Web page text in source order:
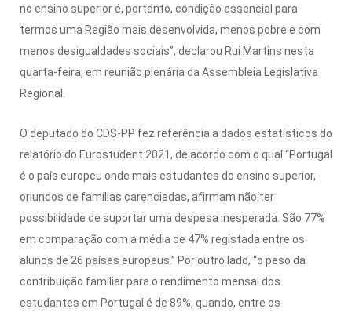
no ensino superior é, portanto, condição essencial para
termos uma Região mais desenvolvida, menos pobre e com
menos desigualdades sociais”, declarou Rui Martins nesta
quarta-feira, em reunião plenária da Assembleia Legislativa
Regional.
O deputado do CDS-PP fez referência a dados estatísticos do
relatório do Eurostudent 2021, de acordo com o qual “Portugal
é o país europeu onde mais estudantes do ensino superior,
oriundos de famílias carenciadas, afirmam não ter
possibilidade de suportar uma despesa inesperada. São 77%
em comparação com a média de 47% registada entre os
alunos de 26 países europeus.” Por outro lado, “o peso da
contribuição familiar para o rendimento mensal dos
estudantes em Portugal é de 89%, quando, entre os